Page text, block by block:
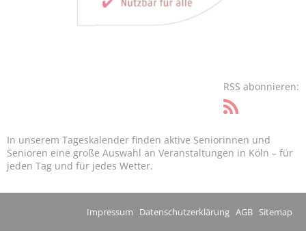
RSS abonnieren:
In unserem Tageskalender finden aktive Seniorinnen und
Senioren eine große Auswahl an Veranstaltungen in Köln – für
jeden Tag und für jedes Wetter.
Impressum Datenschutzerklärung AGB Sitemap